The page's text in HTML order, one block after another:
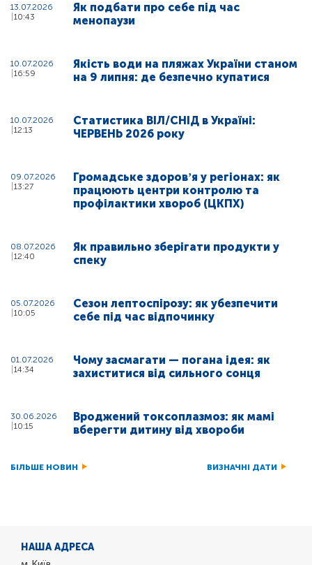
13.07.2026
10:43
Як подбати про себе під час
менопаузи
10.07.2026
16:59
Якість води на пляжах України станом
на 9 липня: де безпечно купатися
10.07.2026
12:13
Статистика ВІЛ/СНІД в Україні:
ЧЕРВЕНЬ 2026 року
09.07.2026
13:27
Громадське здоровʼя у регіонах: як
працюють центри контролю та
профілактики хвороб (ЦКПХ)
08.07.2026
12:40
Як правильно зберігати продукти у
спеку
05.07.2026
10:05
Сезон лептоспірозу: як убезпечити
себе під час відпочинку
01.07.2026
14:34
Чому засмагати — погана ідея: як
захиститися від сильного сонця
30.06.2026
10:15
Вроджений токсоплазмоз: як мамі
вберегти дитину від хвороби
БІЛЬШЕ НОВИН ВИЗНАЧНІ ДАТИ
НАША АДРЕСА